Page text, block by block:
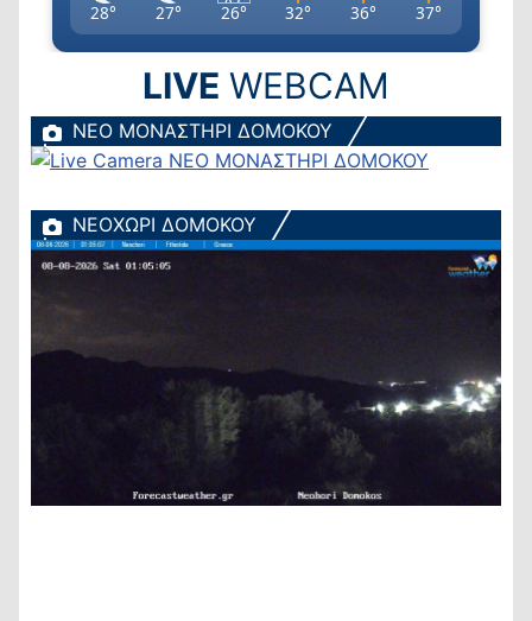
28° 27° 26° 32° 36° 37°
LIVE WEBCAM
ΝΕΟ ΜΟΝΑΣΤΗΡΙ ΔΟΜΟΚΟΥ
ΝΕΟΧΩΡΙ ΔΟΜΟΚΟΥ